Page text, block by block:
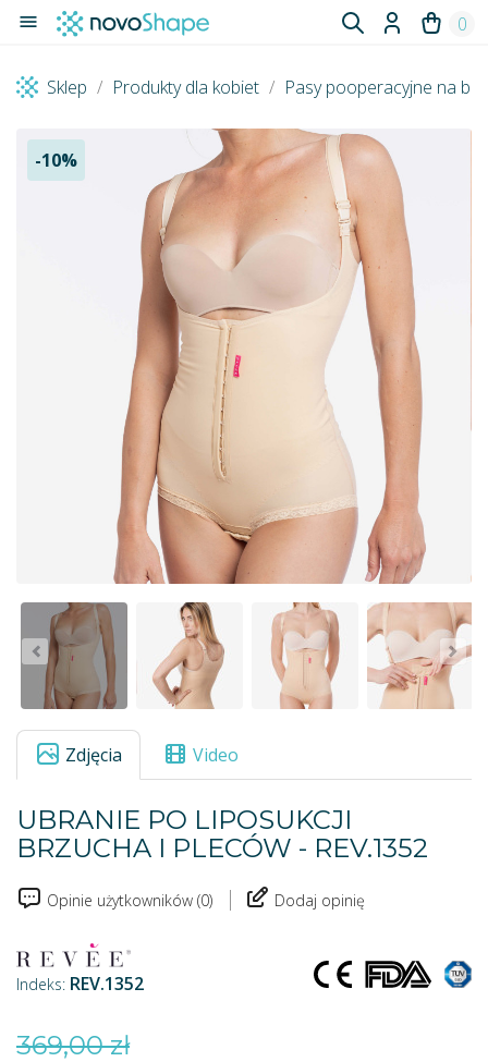
 0
Sklep Produkty dla kobiet Pasy pooperacyjne na
-10%
Zdjęcia Video
UBRANIE PO LIPOSUKCJI
BRZUCHA I PLECÓW - REV.1352
Opinie użytkowników (0) Dodaj opinię
Indeks: REV.1352
369,00 zł